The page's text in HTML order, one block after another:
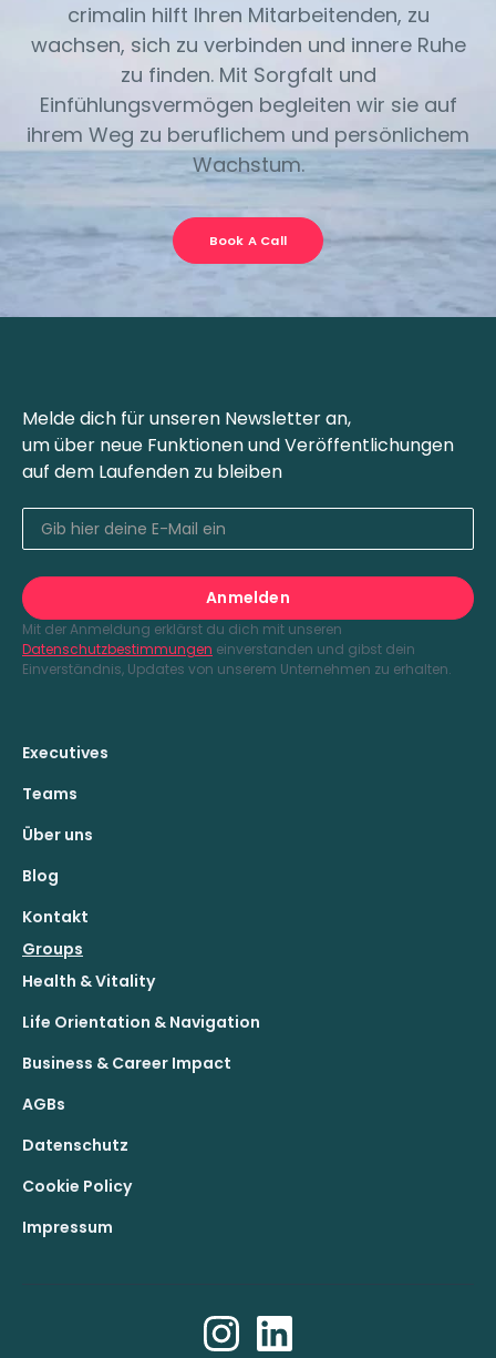
crimalin hilft Ihren Mitarbeitenden, zu
wachsen, sich zu verbinden und innere Ruhe
zu finden. Mit Sorgfalt und
Einfühlungsvermögen begleiten wir sie auf
ihrem Weg zu beruflichem und persönlichem
Wachstum.
Book A Call
Melde dich für unseren Newsletter an,
um über neue Funktionen und Veröffentlichungen
auf dem Laufenden zu bleiben
Mit der Anmeldung erklärst du dich mit unseren
Datenschutzbestimmungen einverstanden und gibst dein
Einverständnis, Updates von unserem Unternehmen zu erhalten.
Executives
Teams
Über uns
Blog
Kontakt
Groups
Health & Vitality
Life Orientation & Navigation
Business & Career Impact
AGBs
Datenschutz
Cookie Policy
Impressum